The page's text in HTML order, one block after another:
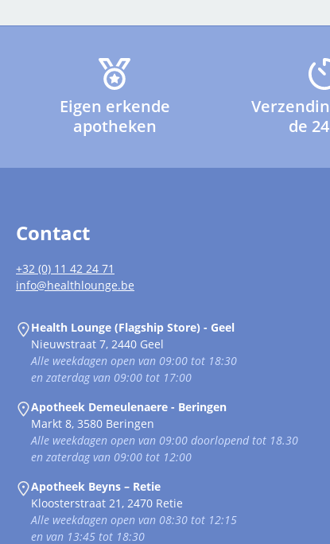
Eigen erkende
apotheken
de
Contact
+32 (0) 11 42 24 71
info@healthlounge.be
Health Lounge (Flagship Store) - Geel
Nieuwstraat 7, 2440 Geel
Alle weekdagen open van 09:00 tot 18:30
en zaterdag van 09:00 tot 17:00
Apotheek Demeulenaere - Beringen
Markt 8, 3580 Beringen
Alle weekdagen open van 09:00 doorlopend tot 18.30
en zaterdag van 09:00 tot 12:00
Apotheek Beyns – Retie
Kloosterstraat 21, 2470 Retie
Alle weekdagen open van 08:30 tot 12:15
en van 13:45 tot 18:30